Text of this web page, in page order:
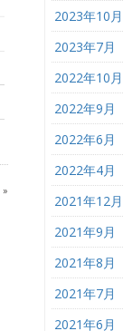
»
2023年10月
2023年7月
2022年10月
2022年9月
2022年6月
2022年4月
2021年12月
2021年9月
2021年8月
2021年7月
2021年6月